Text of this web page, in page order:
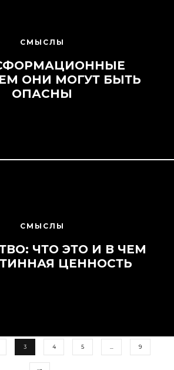
СМЫСЛЫ
ОНИ МОГУТ БЫТЬ
ОПАСНЫ
СМЫСЛЫ
ЧТО ЭТО И В ЧЕМ
ЦЕННОСТЬ
3 4 5 9